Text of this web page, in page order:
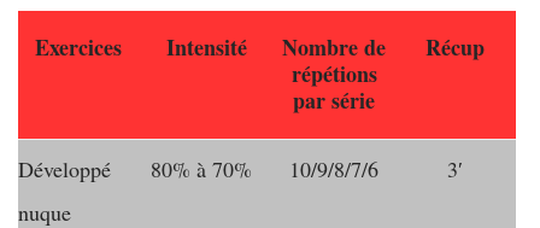
Exercices Intensité
Nombre de
répétions
par série
Récup
Développé
nuque
80% à 70% 10/9/8/7/6 3′